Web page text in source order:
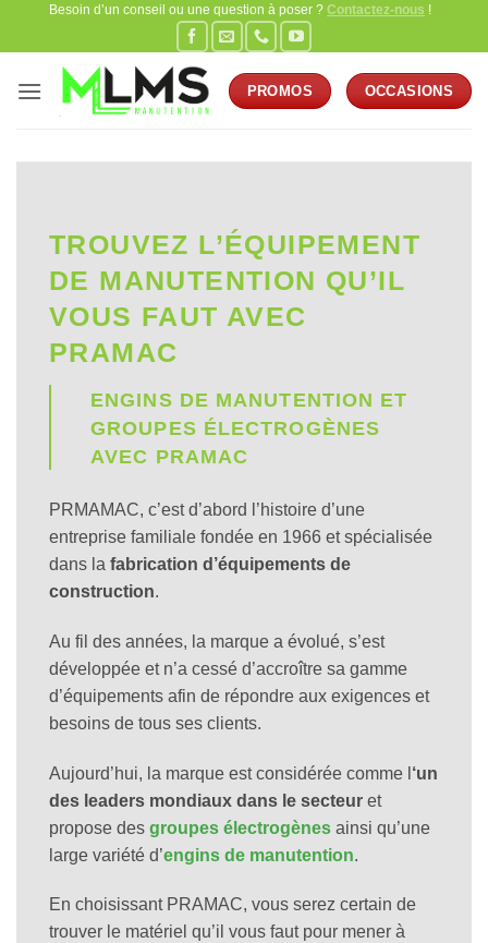
PasserBesoin d’un conseil ou une question à poser ? Contactez-nous !
PROMOS OCCASIONS
TROUVEZ L’ÉQUIPEMENT
DE MANUTENTION QU’IL
VOUS FAUT AVEC
PRAMAC
ENGINS DE MANUTENTION ET
GROUPES ÉLECTROGÈNES
AVEC PRAMAC
PRMAMAC, c’est d’abord l’histoire d’une
entreprise familiale fondée en 1966 et spécialisée
dans la fabrication d’équipements de
construction.
Au fil des années, la marque a évolué, s’est
développée et n’a cessé d’accroître sa gamme
d’équipements afin de répondre aux exigences et
besoins de tous ses clients.
Aujourd’hui, la marque est considérée comme l ‘un
des leaders mondiaux dans le secteur et
propose des groupes électrogènes ainsi qu’une
large variété d’engins de manutention.
En choisissant PRAMAC, vous serez certain de
trouver le matériel qu’il vous faut pour mener à